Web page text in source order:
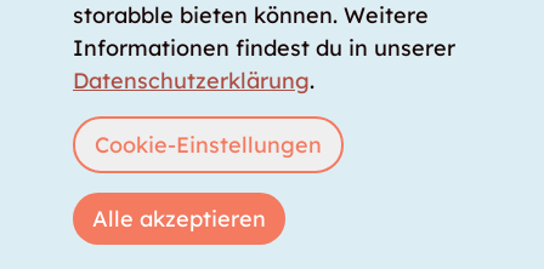
Was kostet ein Lagerraum?
Für Lageranbieter
Anmelden Lagerraum inserieren
Copyright © 2026 storabble|Datenschutzerklärung
storabble bieten können. Weitere
Informationen findest du in unserer
Datenschutzerklärung.
Cookie-Einstellungen
Alle akzeptieren